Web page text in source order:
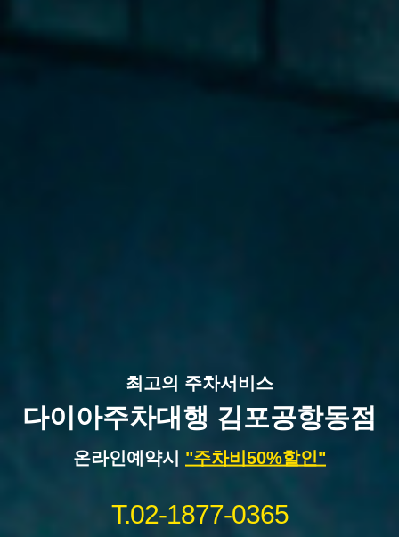
최고의 주차서비스
다이아주차대행 김포공항동점
온라인예약시 "주차비50%할인"
T.02-1877-0365